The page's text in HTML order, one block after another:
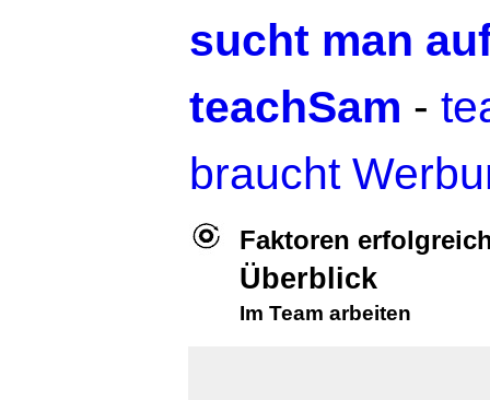
sucht man
teachSam -
braucht
Faktoren
Überblick
Im Team arbeiten